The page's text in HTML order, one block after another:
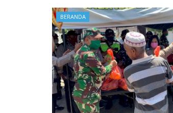
BERANDA
Polres Sumba
Ketahanan
Humas Polres Sumba Timur